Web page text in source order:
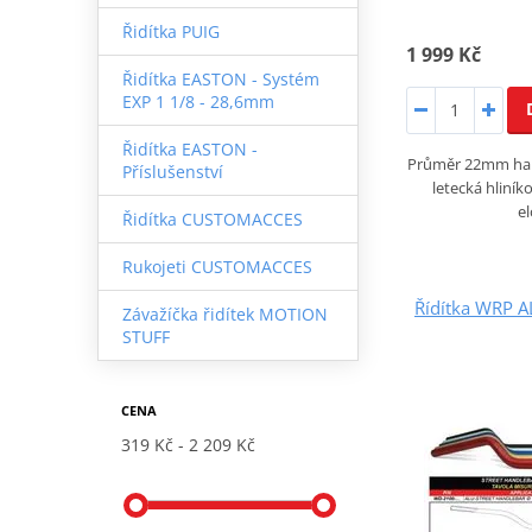
Řidítka PUIG
Řidítka EASTON - Systém
EXP 1 1/8 - 28,6mm
Řidítka EASTON -
Příslušenství
Řidítka CUSTOMACCES
Rukojeti CUSTOMACCES
Závažíčka řidítek MOTION
STUFF
CENA
319 Kč 2 209 Kč
1 999 Kč
Průměr 22mm
letecká
Řídítka WRP